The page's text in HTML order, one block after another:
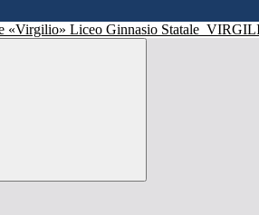
Liceo Ginnasio Statale